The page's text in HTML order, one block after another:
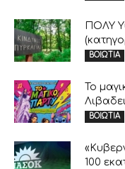
ΠΟΛΥ
ΒΟΙΩΤΙΑ
Το
ΒΟΙΩΤΙΑ
100